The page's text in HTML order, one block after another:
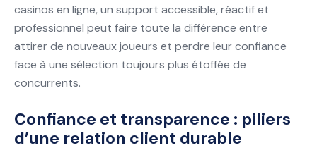
casinos en ligne, un support accessible, réactif et
professionnel peut faire toute la différence entre
attirer de nouveaux joueurs et perdre leur confiance
face à une sélection toujours plus étoffée de
concurrents.
Confiance et transparence : piliers
d’une relation client durable